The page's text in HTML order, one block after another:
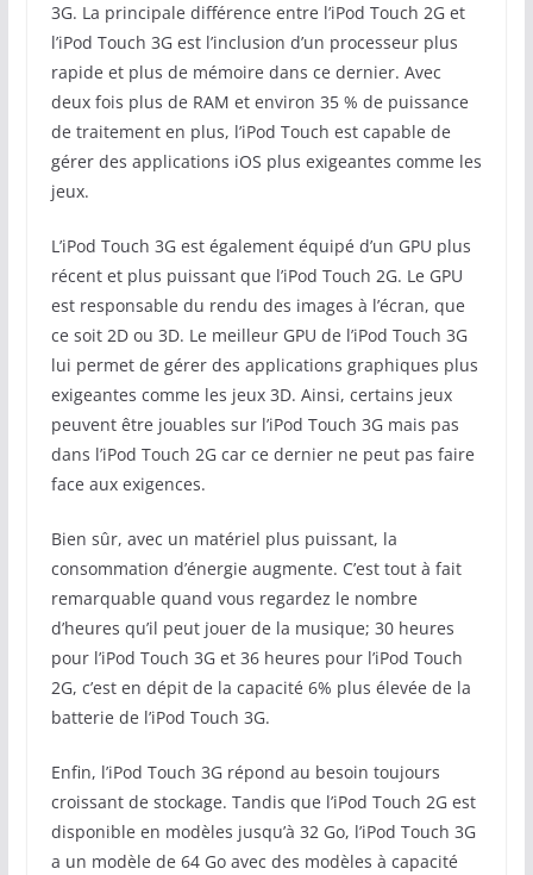
3G. La principale différence entre l’iPod Touch 2G et
l’iPod Touch 3G est l’inclusion d’un processeur plus
rapide et plus de mémoire dans ce dernier. Avec
deux fois plus de RAM et environ 35 % de puissance
de traitement en plus, l’iPod Touch est capable de
gérer des applications iOS plus exigeantes comme les
jeux.
L’iPod Touch 3G est également équipé d’un GPU plus
récent et plus puissant que l’iPod Touch 2G. Le GPU
est responsable du rendu des images à l’écran, que
ce soit 2D ou 3D. Le meilleur GPU de l’iPod Touch 3G
lui permet de gérer des applications graphiques plus
exigeantes comme les jeux 3D. Ainsi, certains jeux
peuvent être jouables sur l’iPod Touch 3G mais pas
dans l’iPod Touch 2G car ce dernier ne peut pas faire
face aux exigences.
Bien sûr, avec un matériel plus puissant, la
consommation d’énergie augmente. C’est tout à fait
remarquable quand vous regardez le nombre
d’heures qu’il peut jouer de la musique; 30 heures
pour l’iPod Touch 3G et 36 heures pour l’iPod Touch
2G, c’est en dépit de la capacité 6% plus élevée de la
batterie de l’iPod Touch 3G.
Enfin, l’iPod Touch 3G répond au besoin toujours
croissant de stockage. Tandis que l’iPod Touch 2G est
disponible en modèles jusqu’à 32 Go, l’iPod Touch 3G
a un modèle de 64 Go avec des modèles à capacité